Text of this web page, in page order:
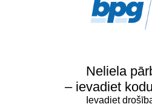
Neliela
– ievadiet
Ievadiet